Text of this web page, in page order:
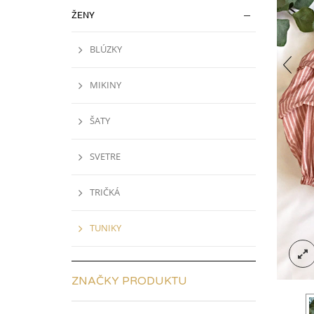
ŽENY
BLÚZKY
MIKINY
ŠATY
SVETRE
TRIČKÁ
TUNIKY
ZNAČKY PRODUKTU